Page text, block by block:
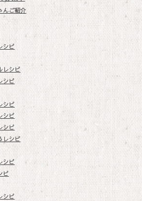
んご紹介
シピ
レシピ
シピ
シピ
シピ
シピ
レシピ
シピ
ピ
シピ